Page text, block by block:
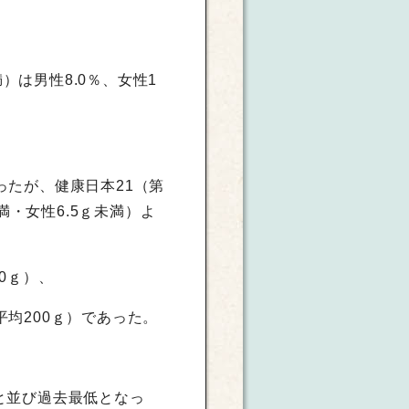
は男性8.0％、女性1
たが、健康日本21（第
・女性6.5ｇ未満）よ
）、
200ｇ）であった。
び過去最低となっ